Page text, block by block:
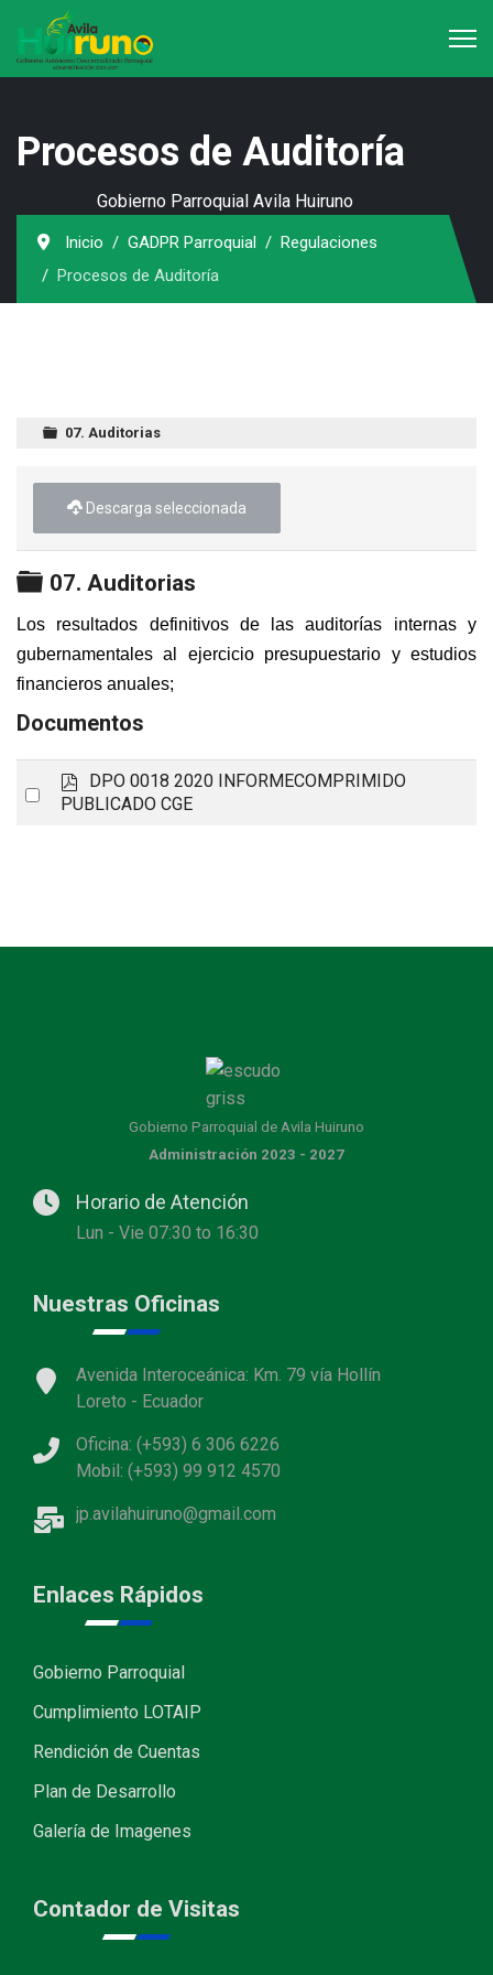
Procesos de Auditoría
Gobierno Parroquial Avila Huiruno
Inicio GADPR Parroquial
Regulaciones
Procesos de Auditoría
07. Auditorias
Descarga seleccionada
Carpeta
07. Auditorias
Los resultados definitivos de las auditorías internas y
gubernamentales al ejercicio presupuestario y estudios
financieros anuales;
Documentos
Select
p
d
DPO 0018 2020 INFORMECOMPRIMIDO
PUBLICADO CGE
Gobierno Parroquial de Avila Huiruno
Administración 2023 - 2027
Horario de Atención
Lun - Vie 07:30 to 16:30
Nuestras Oficinas
Avenida Interoceánica: Km. 79 vía Hollín
Loreto - Ecuador
Oficina: (+593) 6 306 6226
Mobil: (+593) 99 912 4570
jp.avilahuiruno@gmail.com
Enlaces Rápidos
Gobierno Parroquial
Cumplimiento LOTAIP
Rendición de Cuentas
Plan de Desarrollo
Galería de Imagenes
Contador de Visitas